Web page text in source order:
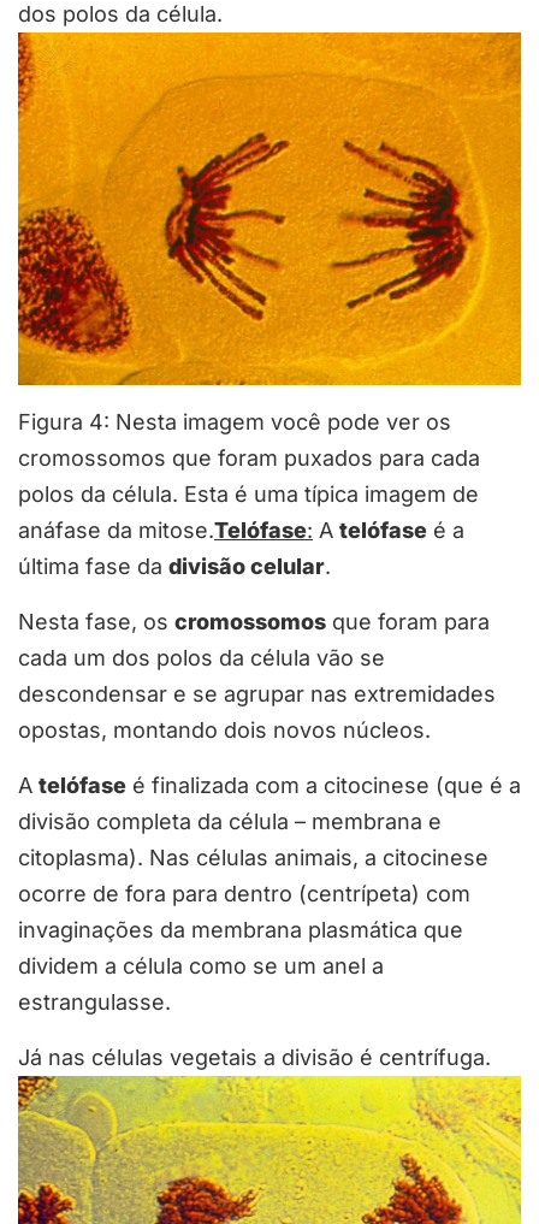
dos polos da célula.
Figura 4: Nesta imagem você pode ver os
cromossomos que foram puxados para cada
polos da célula. Esta é uma típica imagem de
anáfase da mitose.Telófase: A telófase é a
última fase da divisão celular.
Nesta fase, os cromossomos que foram para
cada um dos polos da célula vão se
descondensar e se agrupar nas extremidades
opostas, montando dois novos núcleos.
A telófase é finalizada com a citocinese (que é a
divisão completa da célula – membrana e
citoplasma). Nas células animais, a citocinese
ocorre de fora para dentro (centrípeta) com
invaginações da membrana plasmática que
dividem a célula como se um anel a
estrangulasse.
Já nas células vegetais a divisão é centrífuga.